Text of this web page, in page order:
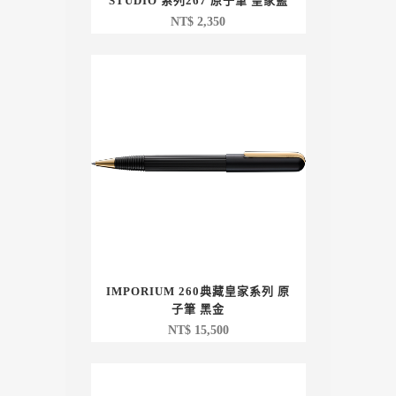
NT$ 2,350
IMPORIUM 260典藏皇家系列 原
子筆 黑金
NT$15,500